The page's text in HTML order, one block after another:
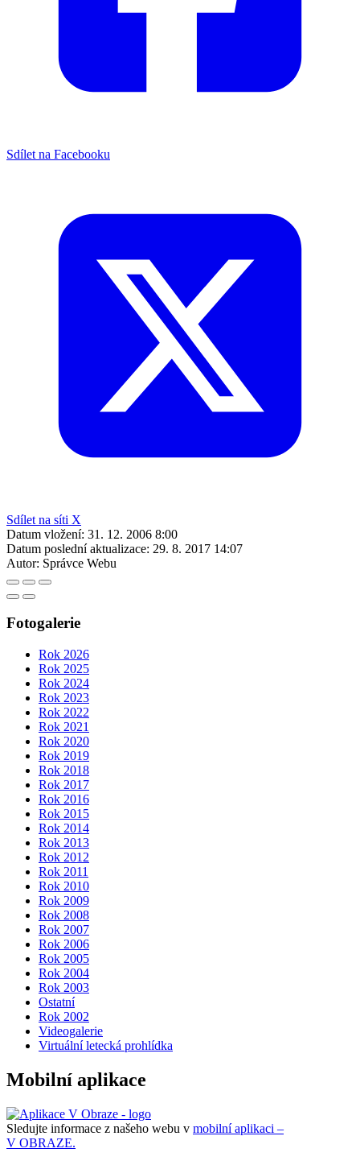
Sdílet na Facebooku
Sdílet na síti X
Datum vložení: 31. 12. 2006 8:00
Datum poslední aktualizace: 29. 8. 2017 14:07
Autor: Správce Webu
Fotogalerie
Rok 2026
Rok 2025
Rok 2024
Rok 2023
Rok 2022
Rok 2021
Rok 2020
Rok 2019
Rok 2018
Rok 2017
Rok 2016
Rok 2015
Rok 2014
Rok 2013
Rok 2012
Rok 2011
Rok 2010
Rok 2009
Rok 2008
Rok 2007
Rok 2006
Rok 2005
Rok 2004
Rok 2003
Ostatní
Rok 2002
Videogalerie
Virtuální letecká prohlídka
Mobilní aplikace
Sledujte informace z našeho webu v mobilní aplikaci –
V OBRAZE.